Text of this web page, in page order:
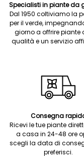
Specialisti in piante da
Dal 1950 coltiviamo la
per il verde,
giorno a offrire piante
qualità e un servizio
Consegna
Ricevi le tue piante
a casa in 24-48 ore
scegli la data di
preferisci.